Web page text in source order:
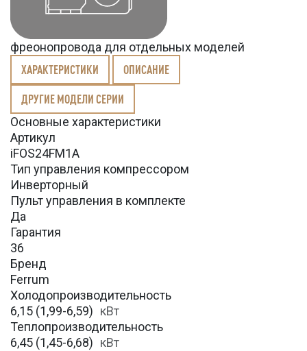
фреонопровода для отдельных моделей
ХАРАКТЕРИСТИКИ ОПИСАНИЕ
ДРУГИЕ МОДЕЛИ СЕРИИ
Основные характеристики
Артикул
iFOS24FM1A
Тип управления компрессором
Инверторный
Пульт управления в комплекте
Да
Гарантия
36
Бренд
Ferrum
Холодопроизводительность
6,15 (1,99-6,59) кВт
Теплопроизводительность
6,45 (1,45-6,68) кВт